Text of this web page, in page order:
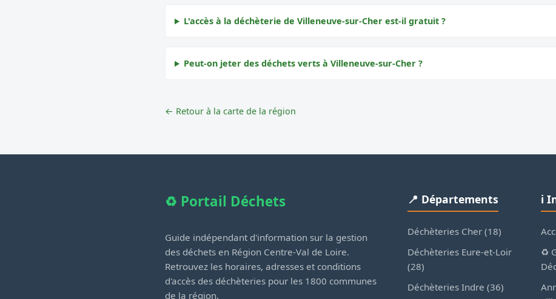
L'accès à la déchèterie de Villeneuve-sur-Cher est-il gratuit ?
Peut-on jeter des déchets verts à Villeneuve-sur-Cher ?
← Retour à la carte de la région
♻️ Portail Déchets
Guide indépendant d'information sur la gestion
des déchets en Région Centre-Val de Loire.
Retrouvez les horaires, adresses et conditions
d'accès des déchèteries pour les 1800 communes
de la région.
📍 Départements
Déchèteries Cher (18)
Déchèteries Eure-et-Loir
(28)
Déchèteries Indre (36)
ℹ️
♻️